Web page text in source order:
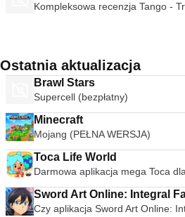
Kompleksowa recenzja Tango -
Ostatnia aktualizacja
Brawl Stars
Supercell (bezpłatny)
Minecraft
Mojang (PEŁNA WERSJA)
Toca Life World
Darmowa aplikacja mega Toca
Sword Art Online: Integral
Czy aplikacja Sword Art Online: